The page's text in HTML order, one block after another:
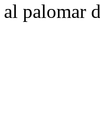
al palomar